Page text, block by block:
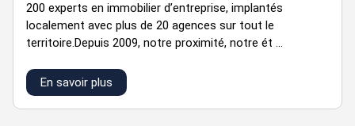
Ascenseur
Monte-charge
Fibre optique
Crèche
200 experts en immobilier d’entreprise, implantés
localement avec plus de 20 agences sur tout le
territoire.Depuis 2009, notre proximité, notre ét ...
En savoir plus